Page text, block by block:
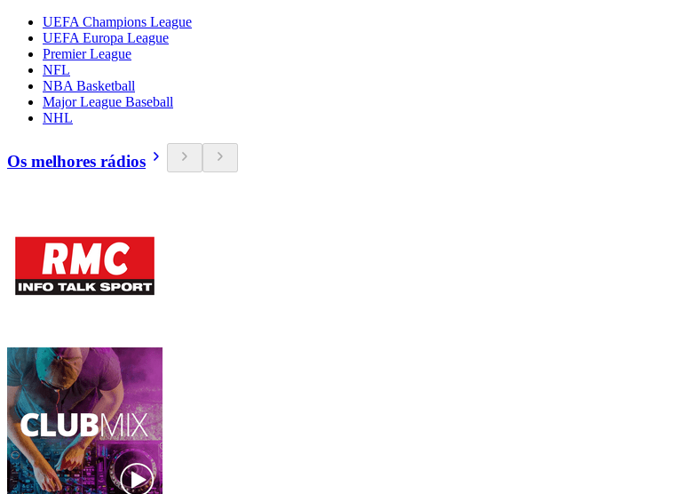
UEFA Champions League
UEFA Europa League
Premier League
NFL
NBA Basketball
Major League Baseball
NHL
Os melhores rádios